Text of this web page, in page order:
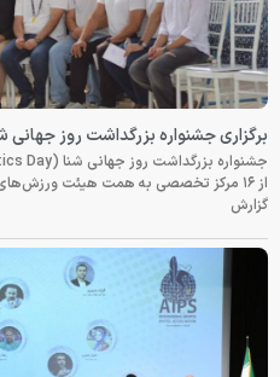
برگزاری جشنواره بزرگداشت روز جهانی
از ۱۶ مرکز تخصصی به همت هیئت ورزش‌های
گزارش